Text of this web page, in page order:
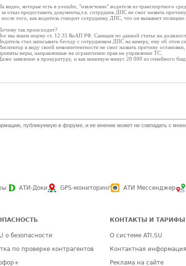
видео, которые есть в youtube, "извлечение" водителя из транспортного
за отказ предоставить документы,т.к. сотрудник ДПС не смог назвать
после того, как водитель говорит сотруднику ДПС, что он вызывает полицию
так происходит?
мы знаем норму ст. 12.35 КоАП РФ. Санкция по данной статье на
стал записывать беседу с сотрудником ДПС на камеру, ему об этом
в виду своей некомпетентности не смог назвать причину
меры, направленные на ограничение прав на управление ТС.
заявление в прокуратуру, и как минимум минус 20 000 из семейного
публикуемую в форуме, и ее мнение может не совпадать с
АТИ-Доки GPS-мониторинг АТИ Мессенджер
о безопасности
по проверке контрагентов
КОНТАКТЫ И ТАРИФЫ
О системе ATI.SU
Контактная информация
Реклама на сайте